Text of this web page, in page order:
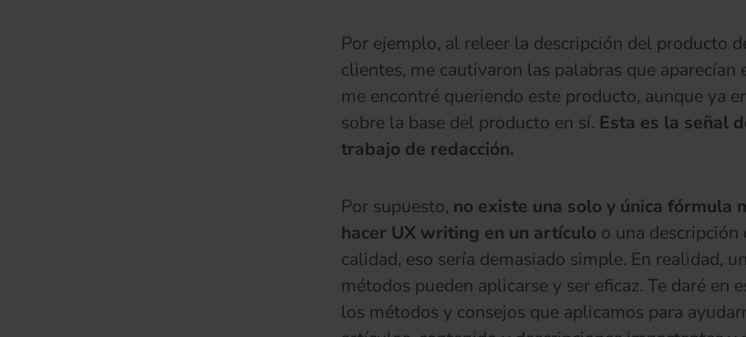
Por ejemplo, al releer la descripción del producto
clientes, me cautivaron las palabras que aparecían
me encontré queriendo este producto, aunque ya
sobre la base del producto en sí. Esta es la señal
trabajo de redacción.
Por supuesto, no existe una solo y única fórmula
hacer UX writing en un artículo o una
calidad, eso sería demasiado simple. En realidad,
métodos pueden aplicarse y ser eficaz. Te daré en
los métodos y consejos que aplicamos para